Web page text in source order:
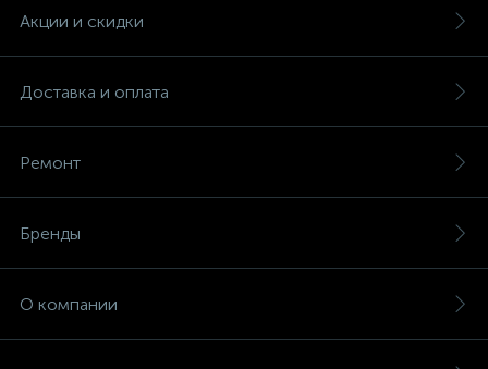
Акции и скидки
Доставка и оплата
Ремонт
Бренды
О компании